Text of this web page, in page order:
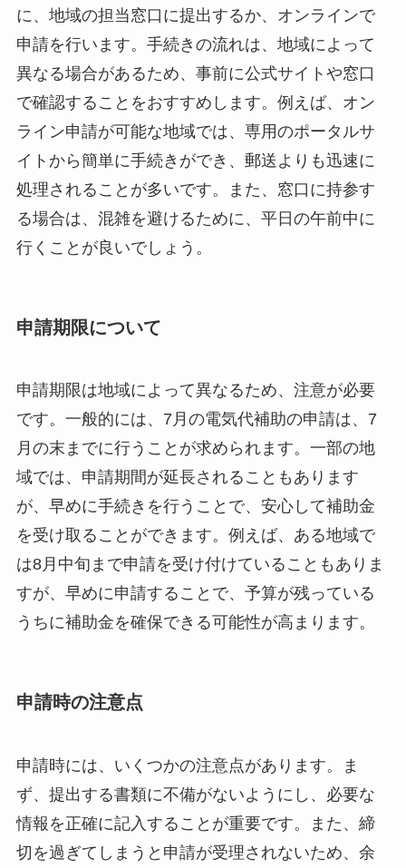
に、地域の担当窓口に提出するか、オンラインで
申請を行います。手続きの流れは、地域によって
異なる場合があるため、事前に公式サイトや窓口
で確認することをおすすめします。例えば、オン
ライン申請が可能な地域では、専用のポータルサ
イトから簡単に手続きができ、郵送よりも迅速に
処理されることが多いです。また、窓口に持参す
る場合は、混雑を避けるために、平日の午前中に
行くことが良いでしょう。
申請期限について
申請期限は地域によって異なるため、注意が必要
です。一般的には、7月の電気代補助の申請は、7
月の末までに行うことが求められます。一部の地
域では、申請期間が延長されることもあります
が、早めに手続きを行うことで、安心して補助金
を受け取ることができます。例えば、ある地域で
は8月中旬まで申請を受け付けていることもありま
すが、早めに申請することで、予算が残っている
うちに補助金を確保できる可能性が高まります。
申請時の注意点
申請時には、いくつかの注意点があります。ま
ず、提出する書類に不備がないようにし、必要な
情報を正確に記入することが重要です。また、締
切を過ぎてしまうと申請が受理されないため、余